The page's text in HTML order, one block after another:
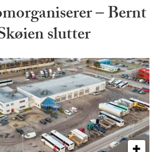
– Bernt
slutter